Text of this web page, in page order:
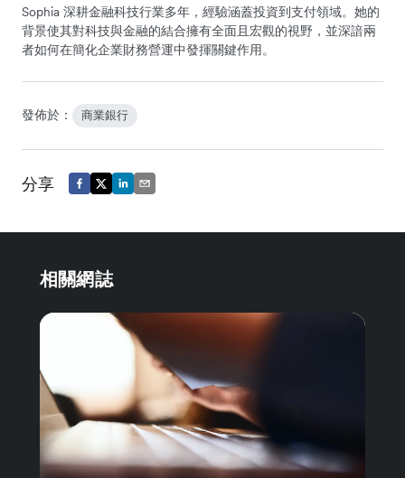
Sophia 深耕金融科技行業多年，經驗涵蓋投資到支付領域。她的
背景使其對科技與金融的結合擁有全面且宏觀的視野，並深諳兩
者如何在簡化企業財務營運中發揮關鍵作用。
發佈於： 商業銀行
分享
相關網誌